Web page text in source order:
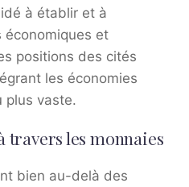
à établir et à
économiques et
positions des cités
les économies
plus vaste.
travers les monnaies
bien au-delà des